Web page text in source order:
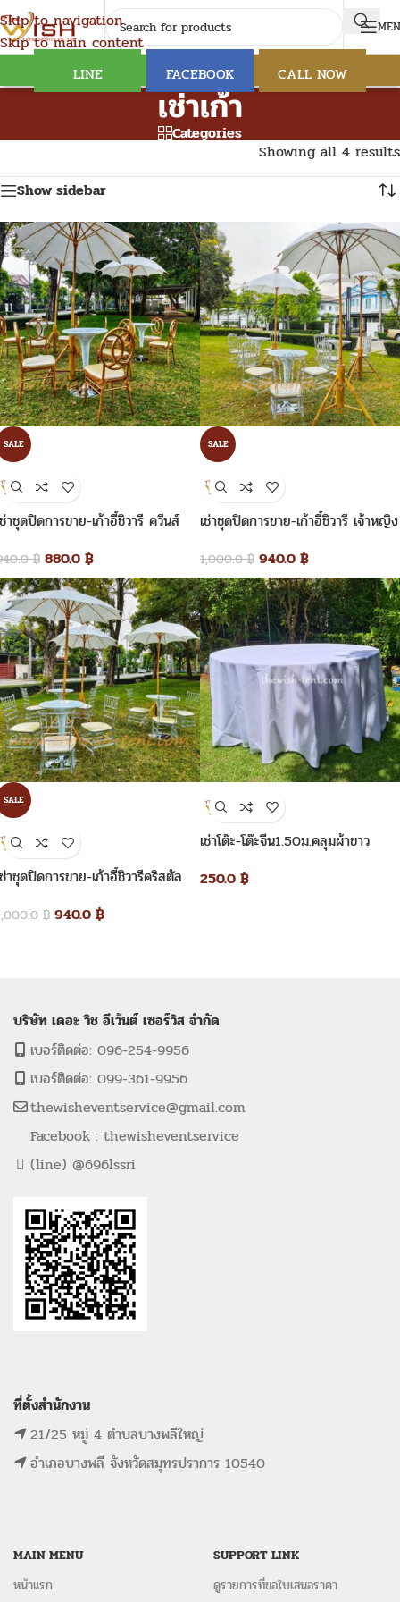
Skip to navigation
Skip to main content
LINE FACEBOOK CALL NOW
เช่าเก้า
Categories
Showing all 4 results
Show sidebar
SALE
าชุดปิดการขาย-เก้าอี้ชิวารี ควีนส์
฿ 880.0 ฿
SALE
เช่าชุดปิดการขาย-เก้าอี้ชิวารี เจ้าหญิง
1,000.0฿ 940.0 ฿
SALE
าชุดปิดการขาย-เก้าอี้ชิวารีคริสตัล
฿ 940.0 ฿
เช่าโต๊ะ-โต๊ะจีน1.50ม.คลุมผ้าขาว
250.0 ฿
บริษัท เดอะ วิช อีเว้นต์ เซอร์วิส จำกัด
เบอร์ติดต่อ: 096-254-9956
เบอร์ติดต่อ: 099-361-9956
thewisheventservice@gmail.com
Facebook : thewisheventservice
(line) @696lssri
ที่ตั้งสำนักงาน
21/25 หมู่ 4 ตำบลบางพลีใหญ่
อำเภอบางพลี จังหวัดสมุทรปราการ 10540
MAIN MENU
หน้าแรก
SUPPORT LINK
ดูรายการที่ขอใบเสนอราคา